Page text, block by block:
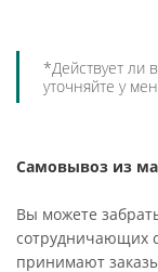
*Действует ли
уточняйте у
Самовывоз из
Вы можете
сотрудничающих
принимают